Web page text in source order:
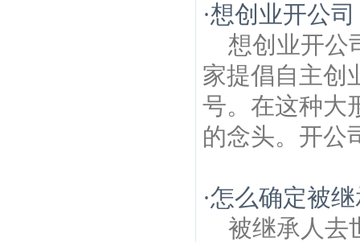
·想创业开公
想创业开公
家提倡自主创
号。在这种大
的念头。开公
·怎么确定被
被继承人去